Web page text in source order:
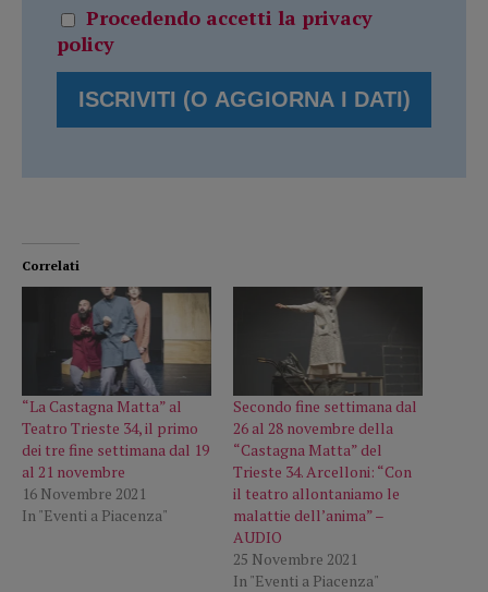
Procedendo accetti la privacy
policy
Correlati
“La Castagna Matta” al
Teatro Trieste 34, il primo
dei tre fine settimana dal 19
al 21 novembre
16 Novembre 2021
In "Eventi a Piacenza"
Secondo fine settimana dal
26 al 28 novembre della
“Castagna Matta” del
Trieste 34. Arcelloni: “Con
il teatro allontaniamo le
malattie dell’anima” –
AUDIO
25 Novembre 2021
In "Eventi a Piacenza"